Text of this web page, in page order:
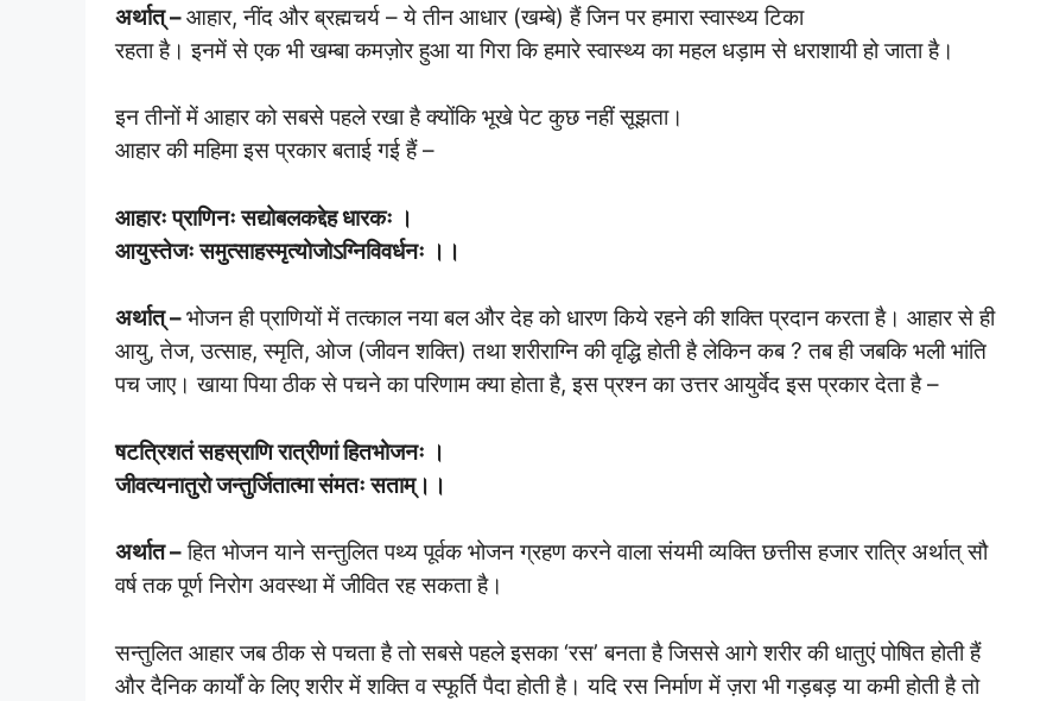
अर्थात् –आहार, नींद और ब्रह्मचर्य – ये तीन आधार (खम्बे) हैं जिन पर हमारा स्वास्थ्य टिका
रहता है। इनमें से एक भी खम्बा कमज़ोर हुआ या गिरा कि हमारे स्वास्थ्य का महल धड़ाम से धराशायी हो जाता है।
इन तीनों में आहार को सबसे पहले रखा है क्योंकि भूखे पेट कुछ नहीं सूझता।
आहार की महिमा इस प्रकार बताई गई हैं –
आहारः प्राणिनः सद्योबलकद्देह धारकः ।
आयुस्तेजः समुत्साहस्मृत्योजोऽग्निविवर्धनः ।।
अर्थात् –भोजन ही प्राणियों में तत्काल नया बल और देह को धारण किये रहने की शक्ति प्रदान करता है। आहार से ही
आयु, तेज, उत्साह, स्मृति, ओज (जीवन शक्ति) तथा शरीराग्नि की वृद्धि होती है लेकिन कब ? तब ही जबकि भली भांति
पच जाए। खाया पिया ठीक से पचने का परिणाम क्या होता है, इस प्रश्न का उत्तर आयुर्वेद इस प्रकार देता है –
षटत्रिशतं सहस्राणि रात्रीणां हितभोजनः ।
जीवत्यनातुरो जन्तुर्जितात्मा संमतः सताम्।।
अर्थात –हित भोजन याने सन्तुलित पथ्य पूर्वक भोजन ग्रहण करने वाला संयमी व्यक्ति छत्तीस हजार रात्रि अर्थात् सौ
वर्ष तक पूर्ण निरोग अवस्था में जीवित रह सकता है।
सन्तुलित आहार जब ठीक से पचता है तो सबसे पहले इसका ‘रस’ बनता है जिससे आगे शरीर की धातुएं पोषित होती हैं
और दैनिक कार्यों के लिए शरीर में शक्ति व स्फूर्ति पैदा होती है। यदि रस निर्माण में ज़रा भी गड़बड़ या कमी होती है तो